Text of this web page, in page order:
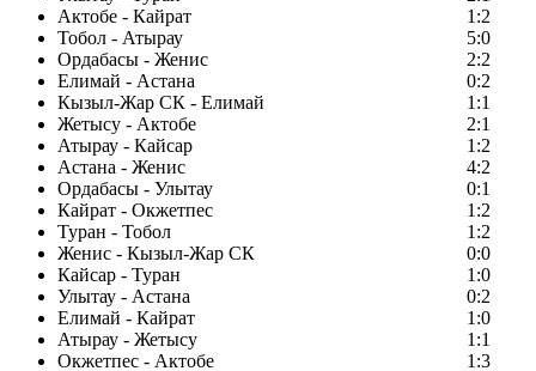
Актобе - Кайрат
1:2
Тобол - Атырау
5:0
Ордабасы - Женис
2:2
Елимай - Астана
0:2
Кызыл-Жар СК - Елимай
1:1
Жетысу - Актобе
2:1
Атырау - Кайсар
1:2
Астана - Женис
4:2
Ордабасы - Улытау
0:1
Кайрат - Окжетпес
1:2
Туран - Тобол
1:2
Женис - Кызыл-Жар СК
0:0
Кайсар - Туран
1:0
Улытау - Астана
0:2
Елимай - Кайрат
1:0
Атырау - Жетысу
1:1
Окжетпес - Актобе
1:3